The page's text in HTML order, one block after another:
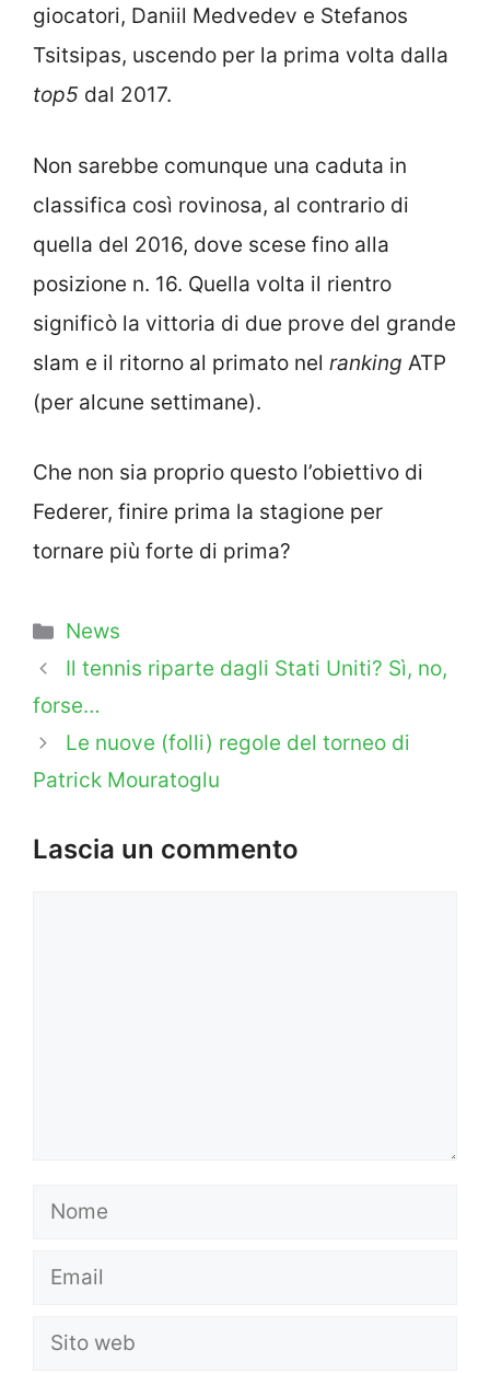
giocatori, Daniil Medvedev e Stefanos
Tsitsipas, uscendo per la prima volta dalla
top5 dal 2017.
Non sarebbe comunque una caduta in
classifica così rovinosa, al contrario di
quella del 2016, dove scese fino alla
posizione n. 16. Quella volta il rientro
significò la vittoria di due prove del grande
slam e il ritorno al primato nel ranking ATP
(per alcune settimane).
Che non sia proprio questo l’obiettivo di
Federer, finire prima la stagione per
tornare più forte di prima?
Categorie
News
Il tennis riparte dagli Stati Uniti? Sì, no,
forse…
Le nuove (folli) regole del torneo di
Patrick Mouratoglu
Lascia un commento
Nome
Email
Sito